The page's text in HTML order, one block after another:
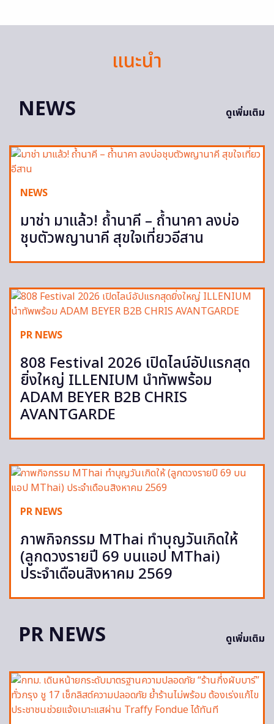
แนะนำ
NEWS
ดูเพิ่มเติม
NEWS
มาช่า มาแล้ว! ถ้ำนาคี – ถ้ำนาคา ลงบ่อ
ชุบตัวพญานาคี สุขใจเที่ยวอีสาน
PR NEWS
808 Festival 2026 เปิดไลน์อัปแรกสุด
ยิ่งใหญ่ ILLENIUM นำทัพพร้อม
ADAM BEYER B2B CHRIS
AVANTGARDE
PR NEWS
ภาพกิจกรรม MThai ทำบุญวันเกิดให้
(ลูกดวงรายปี 69 บนแอป MThai)
ประจำเดือนสิงหาคม 2569
PR NEWS ดูเพิ่มเติม